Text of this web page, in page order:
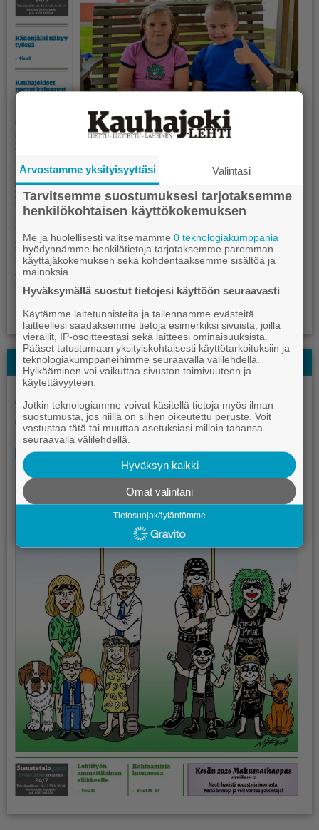
Kauhajoki-lehden Kesälehti
Arvostamme yksityisyyttäsi Valintasi
Tarvitsemme suostumuksesi tarjotaksemme
henkilökohtaisen käyttökokemuksen
Me ja huolellisesti valitsemamme0 teknologiakumppania
hyödynnämme henkilötietoja tarjotaksemme paremman
käyttäjäkokemuksen sekä kohdentaaksemme sisältöä ja
mainoksia.
Hyväksymällä suostut tietojesi käyttöön seuraavasti
Käytämme laitetunnisteita ja tallennamme evästeitä
laitteellesi saadaksemme tietoja esimerkiksi sivuista, joilla
vierailit, IP-osoitteestasi sekä laitteesi ominaisuuksista.
Pääset tutustumaan yksityiskohtaisesti käyttötarkoituksiin ja
teknologiakumppaneihimme seuraavalla välilehdellä.
Hylkääminen voi vaikuttaa sivuston toimivuuteen ja
käytettävyyteen.
Jotkin teknologiamme voivat käsitellä tietoja myös ilman
suostumusta, jos niillä on siihen oikeutettu peruste. Voit
vastustaa tätä tai muuttaa asetuksiasi milloin tahansa
seuraavalla välilehdellä.
Hyväksyn kaikki
Omat valintani
Tietosuojakäytäntömme